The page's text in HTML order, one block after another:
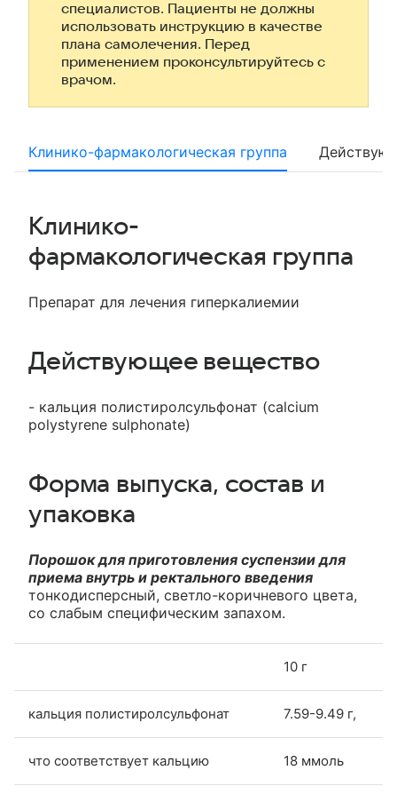
специалистов. Пациенты не должны
использовать инструкцию в качестве
плана самолечения. Перед
применением проконсультируйтесь с
врачом.
Клинико-фармакологическая группа
Клинико-
фармакологическая группа
Препарат для лечения гиперкалиемии
Действующее вещество
- кальция полистиролсульфонат (calcium
polystyrene sulphonate)
Форма выпуска, состав и
упаковка
Порошок для приготовления суспензии для
приема внутрь и ректального введения
тонкодисперсный, светло-коричневого цвета,
со слабым специфическим запахом.
10 г
кальция полистиролсульфонат 7.59-9.49 г,
что соответствует кальцию 18 ммоль